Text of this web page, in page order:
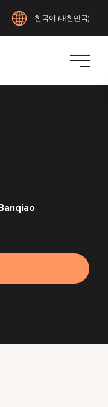
한국어 (대한민국)